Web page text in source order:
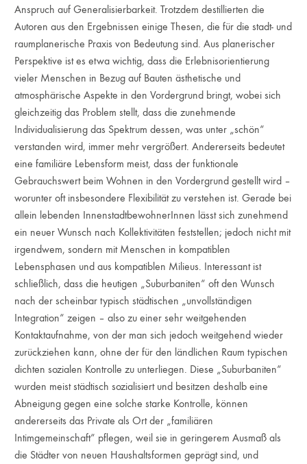
Anspruch auf Generalisierbarkeit. Trotzdem destillierten die
Autoren aus den Ergebnissen einige Thesen, die für die stadt- und
raumplanerische Praxis von Bedeutung sind. Aus planerischer
Perspektive ist es etwa wichtig, dass die Erlebnisorientierung
vieler Menschen in Bezug auf Bauten ästhetische und
atmosphärische Aspekte in den Vordergrund bringt, wobei sich
gleichzeitig das Problem stellt, dass die zunehmende
Individualisierung das Spektrum dessen, was unter „schön“
verstanden wird, immer mehr vergrößert. Andererseits bedeutet
eine familiäre Lebensform meist, dass der funktionale
Gebrauchswert beim Wohnen in den Vordergrund gestellt wird –
worunter oft insbesondere Flexibilität zu verstehen ist. Gerade bei
allein lebenden InnenstadtbewohnerInnen lässt sich zunehmend
ein neuer Wunsch nach Kollektivitäten feststellen; jedoch nicht mit
irgendwem, sondern mit Menschen in kompatiblen
Lebensphasen und aus kompatiblen Milieus. Interessant ist
schließlich, dass die heutigen „Suburbaniten“ oft den Wunsch
nach der scheinbar typisch städtischen „unvollständigen
Integration“ zeigen – also zu einer sehr weitgehenden
Kontaktaufnahme, von der man sich jedoch weitgehend wieder
zurückziehen kann, ohne der für den ländlichen Raum typischen
dichten sozialen Kontrolle zu unterliegen. Diese „Suburbaniten“
wurden meist städtisch sozialisiert und besitzen deshalb eine
Abneigung gegen eine solche starke Kontrolle, können
andererseits das Private als Ort der „familiären
Intimgemeinschaft“ pflegen, weil sie in geringerem Ausmaß als
die Städter von neuen Haushaltsformen geprägt sind, und